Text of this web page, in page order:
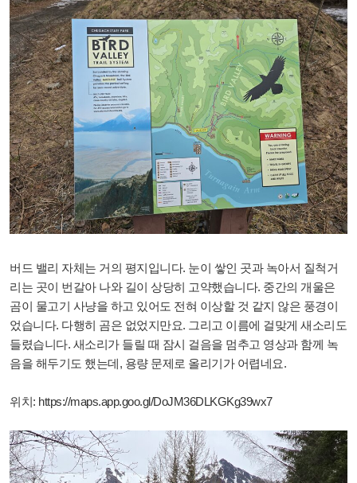
버드 밸리 자체는 거의 평지입니다. 눈이 쌓인 곳과 녹아서 질척거
리는 곳이 번갈아 나와 길이 상당히 고약했습니다. 중간의 개울은
곰이 물고기 사냥을 하고 있어도 전혀 이상할 것 같지 않은 풍경이
었습니다. 다행히 곰은 없었지만요. 그리고 이름에 걸맞게 새소리도
들렸습니다. 새소리가 들릴 때 잠시 걸음을 멈추고 영상과 함께 녹
음을 해두기도 했는데, 용량 문제로 올리기가 어렵네요.
위치: https://maps.app.goo.gl/DoJM36DLKGKg39wx7